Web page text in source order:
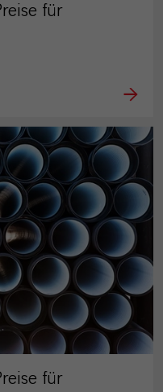
für
für